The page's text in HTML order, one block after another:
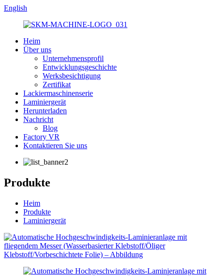
English
Heim
Über uns
Unternehmensprofil
Entwicklungsgeschichte
Werksbesichtigung
Zertifikat
Lackiermaschinenserie
Laminiergerät
Herunterladen
Nachricht
Blog
Factory VR
Kontaktieren Sie uns
Produkte
Heim
Produkte
Laminiergerät